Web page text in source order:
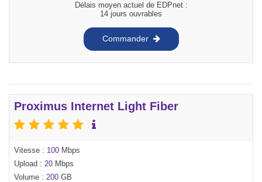
Délais moyen actuel de EDPnet :
14 jours ouvrables
Commander
Proximus Internet Light Fiber
Vitesse : 100 Mbps
Upload : 20 Mbps
Volume : 200 GB